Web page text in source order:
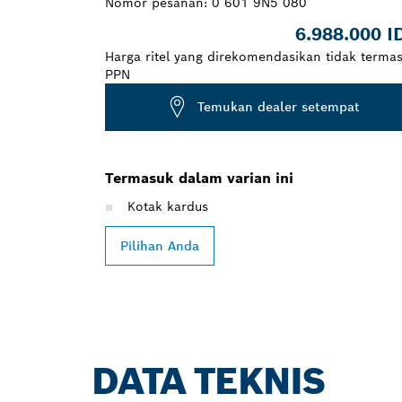
6.988.000
Harga ritel yang direkomendasikan tidak
PPN
Temukan dealer setempat
Termasuk dalam varian ini
Kotak kardus
Pilihan Anda
DATA TEKNIS